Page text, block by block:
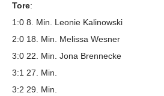
Tore:
1:0 8. Min. Leonie Kalinowski
2:0 18. Min. Melissa Wesner
3:0 22. Min. Jona Brennecke
3:1 27. Min.
3:2 29. Min.